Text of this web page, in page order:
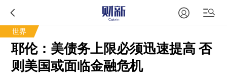
世界
耶伦：美债务上限必须迅速提高 否
则美国或面临金融危机